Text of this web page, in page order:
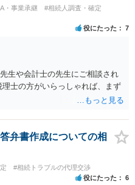
・事業承継
#相続人調査・確定
役にたった 7
生や会計士の先生にご相談され
士の方がいらっしゃれば、まず
弁書作成についての相
#相続トラブルの代理交渉
役にたった 6